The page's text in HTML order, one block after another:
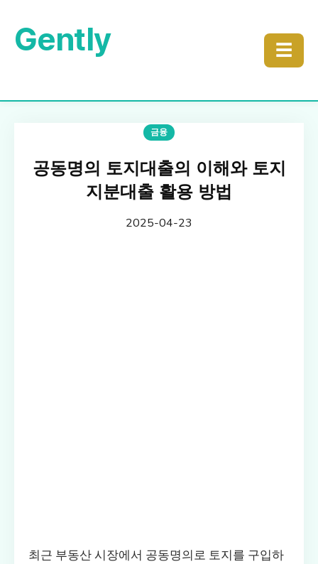
Gently ☰
금융
공동명의 토지대출의 이해와 토지
지분대출 활용 방법
2025-04-23
최근 부동산 시장에서 공동명의로 토지를 구입하